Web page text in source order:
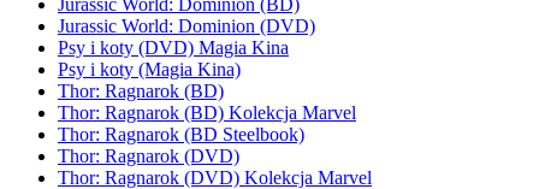
Jurassic World: Dominion (BD)
Jurassic World: Dominion (DVD)
Psy i koty (DVD) Magia Kina
Psy i koty (Magia Kina)
Thor: Ragnarok (BD)
Thor: Ragnarok (BD) Kolekcja Marvel
Thor: Ragnarok (BD Steelbook)
Thor: Ragnarok (DVD)
Thor: Ragnarok (DVD) Kolekcja Marvel